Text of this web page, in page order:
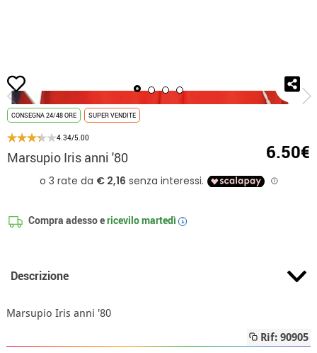
Inizio
CONSEGNA 24/48 ORE SUPER VENDITE
4.34/5.00
Marsupio Iris anni '80 6.50€
Compra adesso ericevilomartedì i
Descrizione
Marsupio Iris anni '80
Rif: 90905